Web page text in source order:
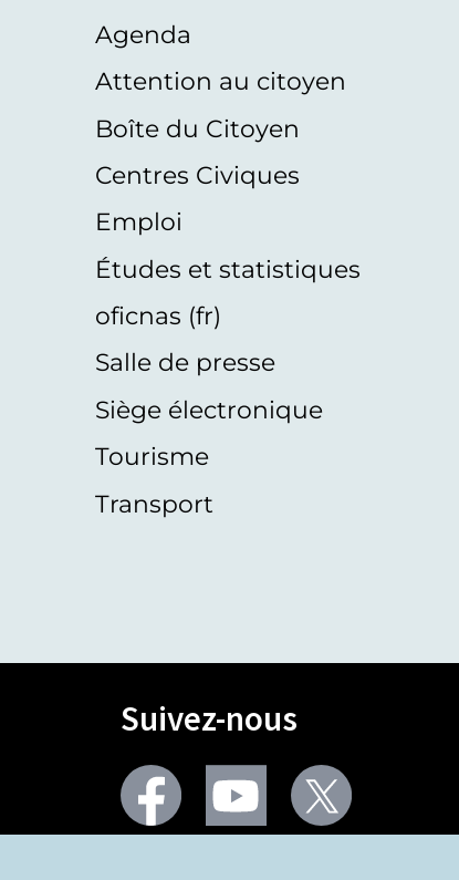
Agenda
Attention au citoyen
Boîte du Citoyen
Centres Civiques
Emploi
Études et statistiques
oficnas (fr)
Salle de presse
Siège électronique
Tourisme
Transport
Suivez-nous
Facebook Youtube